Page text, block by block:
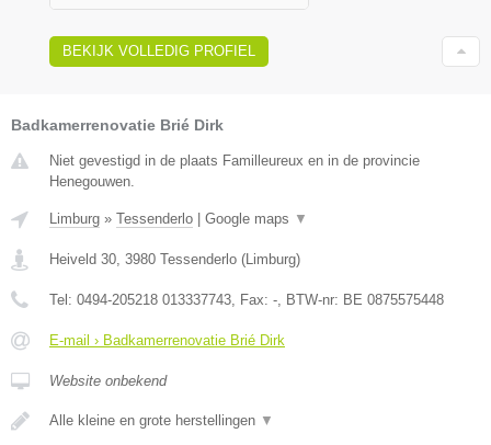
BEKIJK VOLLEDIG PROFIEL
Badkamerrenovatie Brié Dirk
Niet gevestigd in de plaats Familleureux en in de provincie
Henegouwen.
Limburg » Tessenderlo Google maps ▼
Heiveld 30, 3980 Tessenderlo (Limburg)
Tel: 0494-205218 013337743, Fax: -, BTW-nr: BE 0875575448
E-mail › Badkamerrenovatie Brié Dirk
Website onbekend
Alle kleine en grote herstellingen ▼